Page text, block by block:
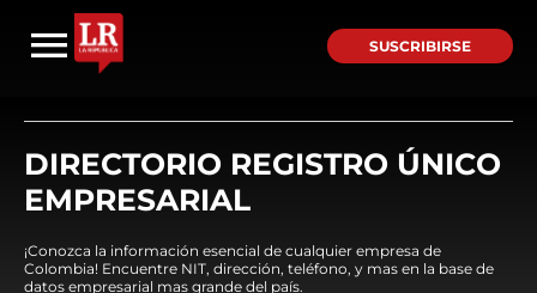
SUSCRIBIRSE
DIRECTORIO REGISTRO ÚNICO
EMPRESARIAL
¡Conozca la información esencial de cualquier empresa de
Colombia! Encuentre NIT, dirección, teléfono, y mas en la base de
datos empresarial mas grande del país.